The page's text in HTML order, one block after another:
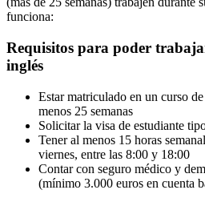
funciona:
Requisitos para poder
inglés
Estar matriculado en un curso
menos 25 semanas
Solicitar la visa de estudiante
Tener al menos 15 horas
viernes, entre las 8:00 y 18:00
Contar con seguro médico y
(mínimo 3.000 euros en cuenta